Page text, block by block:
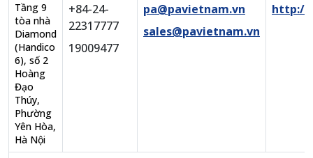
Tầng 9
tòa nhà
Diamond
(Handico
6), số 2
Hoàng
Đạo
Thúy,
Phường
Yên Hòa,
Hà Nội
+84-24-
22317777
19009477
pa@pavietnam.vn
sales@pavietnam.vn
http://